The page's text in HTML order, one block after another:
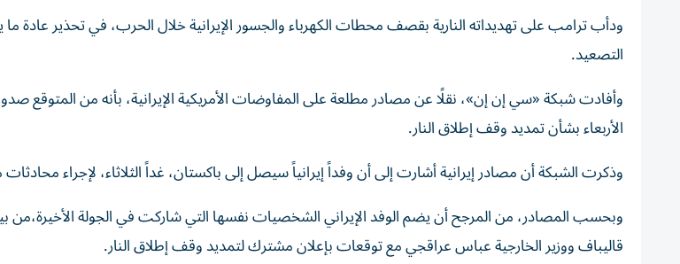
ودأب ترامب على تهديداته النارية بقصف محطات الكهرباء والجسور الإيرانية خلال الحرب، في تحذير
التصعيد.
وأفادت شبكة «سي إن إن»، نقلًا عن مصادر مطلعة على المفاوضات الأمريكية الإيرانية، بأنه من المتوقع
الأربعاء بشأن تمديد وقف إطلاق النار.
وذكرت الشبكة أن مصادر إيرانية أشارت إلى أن وفداً إيرانياً سيصل إلى باكستان، غداً الثلاثاء، لإجراء
وبحسب المصادر، من المرجح أن يضم الوفد الإيراني الشخصيات نفسها التي شاركت في الجولة الأخيرة،من
قاليباف ووزير الخارجية عباس عراقجي مع توقعات بإعلان مشترك لتمديد وقف إطلاق النار.